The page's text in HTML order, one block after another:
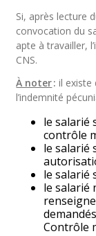
Si, après lecture
convocation du
apte à travailler,
CNS.
À noter: il existe
l’indemnité
le salarié
contrôle
le salarié
le salarié
le salarié
Contrôle